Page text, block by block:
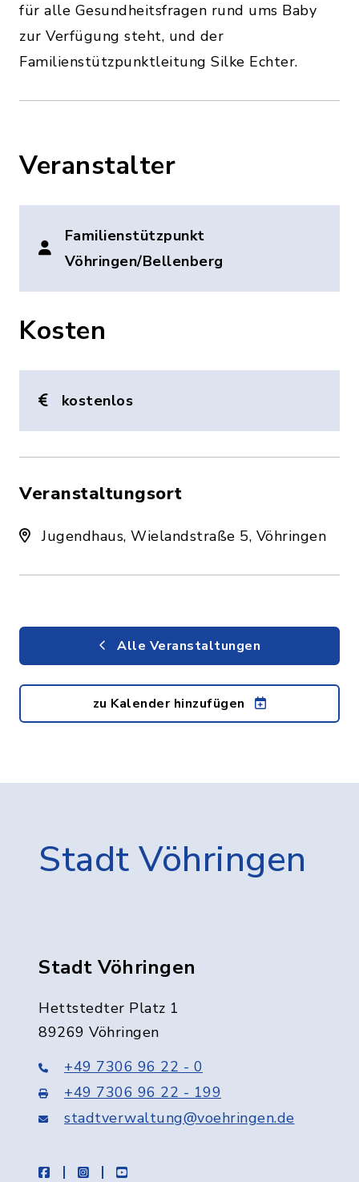
für alle Gesundheitsfragen rund ums Baby
zur Verfügung steht, und der
Familienstützpunktleitung Silke Echter.
Veranstalter
Familienstützpunkt
Vöhringen/Bellenberg
Kosten
kostenlos
Veranstaltungsort
Jugendhaus, Wielandstraße 5, Vöhringen
Alle Veranstaltungen
zu Kalender hinzufügen
Stadt Vöhringen
Stadt Vöhringen
Hettstedter Platz 1
89269 Vöhringen
+49 7306 96 22 - 0
+49 7306 96 22 - 199
stadtverwaltung@voehringen.de
facebookinstagramyoutube